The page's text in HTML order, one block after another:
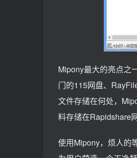
Mipony最大的亮点之
门的115网盘、
文件存储在何处，
料存储在Rapidshare
使用Mipony，烦人的